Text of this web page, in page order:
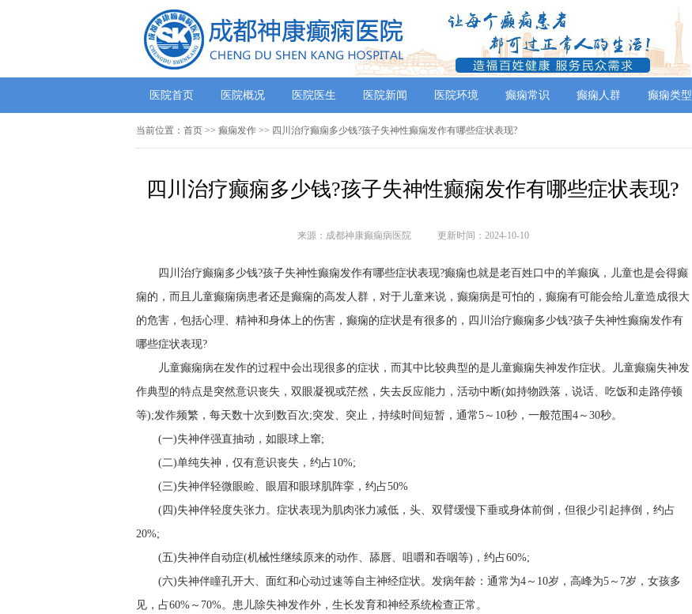
医院首页 医院概况 医院医生 医院新闻 医院环境 癫痫常识 癫痫人群 癫痫类型
当前位置： 首页 >> 癫痫发作 >> 四川治疗癫痫多少钱?孩子失神性癫痫发作有哪些症状表现?
四川治疗癫痫多少钱?孩子失神性癫痫发作有哪些症状表现?
来源：成都神康癫痫病医院 更新时间：2024-10-10
四川治疗癫痫多少钱?孩子失神性癫痫发作有哪些症状表现?癫痫也就是老百姓口中的羊癫疯，儿童也是会得癫
痫的，而且儿童癫痫病患者还是癫痫的高发人群，对于儿童来说，癫痫病是可怕的，癫痫有可能会给儿童造成很大
的危害，包括心理、精神和身体上的伤害，癫痫的症状是有很多的，四川治疗癫痫多少钱?孩子失神性癫痫发作有
哪些症状表现?
儿童癫痫病在发作的过程中会出现很多的症状，而其中比较典型的是儿童癫痫失神发作症状。儿童癫痫失神发
作典型的特点是突然意识丧失，双眼凝视或茫然，失去反应能力，活动中断(如持物跌落，说话、吃饭和走路停顿
等);发作频繁，每天数十次到数百次;突发、突止，持续时间短暂，通常5～10秒，一般范围4～30秒。
(一)失神伴强直抽动，如眼球上窜;
(二)单纯失神，仅有意识丧失，约占10%;
(三)失神伴轻微眼睑、眼眉和眼球肌阵挛，约占50%
(四)失神伴轻度失张力。症状表现为肌肉张力减低，头、双臂缓慢下垂或身体前倒，但很少引起摔倒，约占
20%;
(五)失神伴自动症(机械性继续原来的动作、舔唇、咀嚼和吞咽等)，约占60%;
(六)失神伴瞳孔开大、面红和心动过速等自主神经症状。发病年龄：通常为4～10岁，高峰为5～7岁，女孩多
见，占60%～70%。患儿除失神发作外，生长发育和神经系统检查正常。